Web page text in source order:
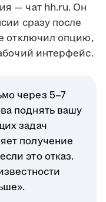
— чат hh.ru. Он
сразу после
отключил опцию,
интерфейс.
через 5–7
поднять вашу
задач
получение
это отказ.